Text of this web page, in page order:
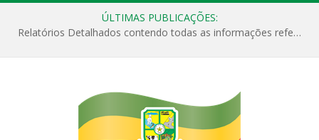
ÚLTIMAS PUBLICAÇÕES:
Relatórios Detalhados contendo todas as informações referentes a execução de recursos destinados ao fomento de projetos culturais no Município de Jacundá entre os anos de 2022 ao presente ano de 2026.